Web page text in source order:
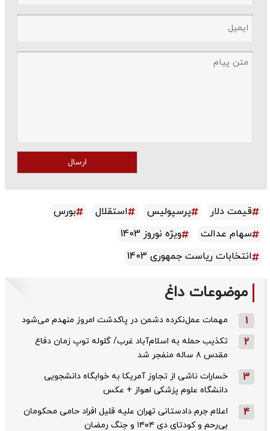
ارسال
قیمت دلار پرسپولیس استقلال
بورس
سهام عدالت
ویژه نوروز 1403
انتخابات ریاست جمهوری 1403
موضوعات داغ
1 مهمات عمل‌نکرده دشمن در پاکدشت امروز منهدم می‌شود
2
تکذیب حمله به اسلام‌آباد غرب/ گلوله توپ زمان دفاع
مقدس ۸ ساله منفجر شد
3
خسارات ناشی از تجاوز آمریکا به خوابگاه دانشجویی
دانشگاه علوم پزشکی اهواز + عکس
4
اعلام جرم دادستانی تهران علیه قلیل افراد حامی محکومان
بی‌رحم و کودتای دی‌ ۱۴۰۴ و جنگ رمضان